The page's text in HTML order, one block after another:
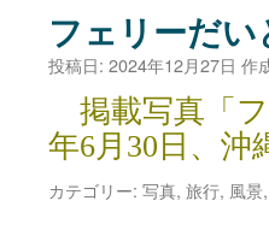
フェリーだ
投稿日: 2024年12月27日 作
掲載写真「
年6月30日、
カテゴリー: 写真, 旅行, 風景,